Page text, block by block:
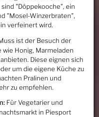
"Döppekooche", ein
"Mosel-Winzerbraten",
verfeinert wird.
ist der Besuch der
Honig, Marmeladen
Diese eignen sich
um die eigene Küche zu
Pralinen und
zu empfehlen.
Für Vegetarier und
in Piesport